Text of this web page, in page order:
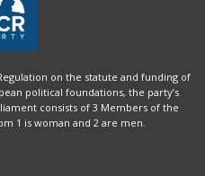
on the statute and funding of
political foundations, the party’s
consists of 3 Members of the
1 is woman and 2 are men.